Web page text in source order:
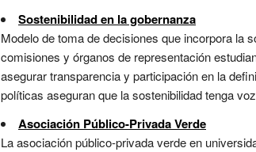
Sostenibilidad en la gobernanza
Modelo de toma de decisiones que incorpora la
comisiones y órganos de representación
asegurar transparencia y participación en la
políticas aseguran que la sostenibilidad tenga
Asociación Público-Privada Verde
La asociación público-privada verde en